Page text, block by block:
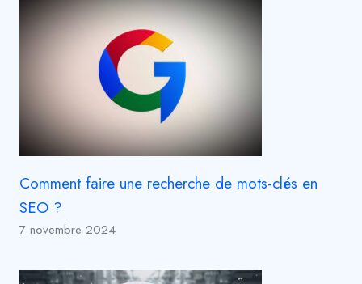
Comment faire une recherche de mots-clés en
SEO ?
7 novembre 2024